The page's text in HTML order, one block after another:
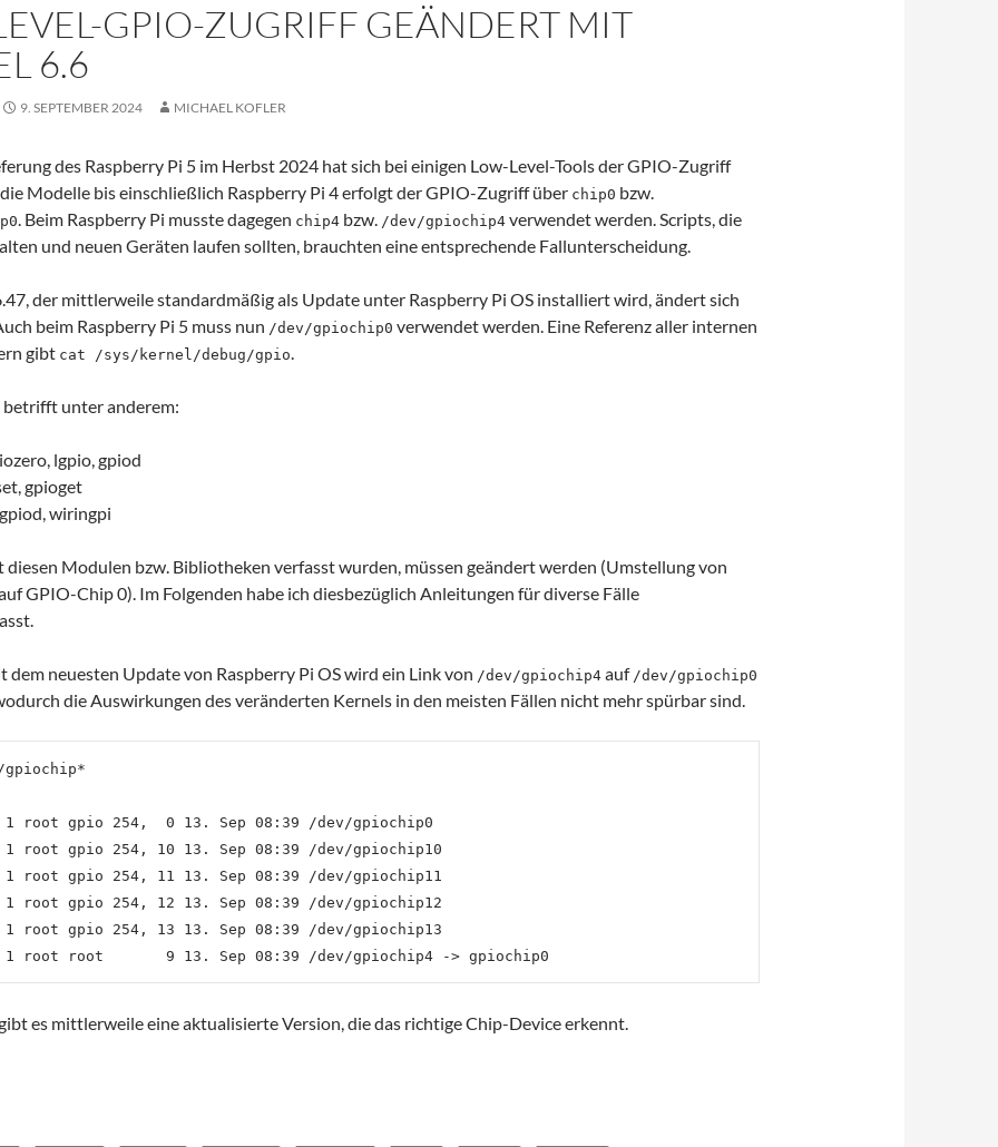
GPIO-ZUGRIFF GEÄNDERT MIT
6.6
9. SEPTEMBER 2024 MICHAEL KOFLER
des Raspberry Pi 5 im Herbst 2024 hat sich bei einigen Low-Level-Tools der GPIO-Zugriff
Modelle bis einschließlich Raspberry Pi 4 erfolgt der GPIO-Zugriff über chip0 bzw.
. Beim Raspberry Pi musste dagegen chip4bzw. /dev/gpiochip4verwendet werden. Scripts, die
und neuen Geräten laufen sollten, brauchten eine entsprechende Fallunterscheidung.
der mittlerweile standardmäßig als Update unter Raspberry Pi OS installiert wird, ändert sich
beim Raspberry Pi 5 muss nun /dev/gpiochip0 verwendet werden. Eine Referenz aller internen
gibt cat /sys/kernel/debug/gpio.
betrifft unter anderem:
lgpio, gpiod
gpioget
wiringpi
diesen Modulen bzw. Bibliotheken verfasst wurden, müssen geändert werden (Umstellung von
GPIO-Chip 0). Im Folgenden habe ich diesbezüglich Anleitungen für diverse Fälle
dem neuesten Update von Raspberry Pi OS wird ein Link von /dev/gpiochip4auf /dev/gpiochip0
die Auswirkungen des veränderten Kernels in den meisten Fällen nicht mehr spürbar sind.
root gpio 254,  0 13. Sep 08:39 /dev/gpiochip0
root gpio 254, 10 13. Sep 08:39 /dev/gpiochip10
root gpio 254, 11 13. Sep 08:39 /dev/gpiochip11
root gpio 254, 12 13. Sep 08:39 /dev/gpiochip12
root gpio 254, 13 13. Sep 08:39 /dev/gpiochip13
es mittlerweile eine aktualisierte Version, die das richtige Chip-Device erkennt.
Zugriff geändert mit Kernel 6.6